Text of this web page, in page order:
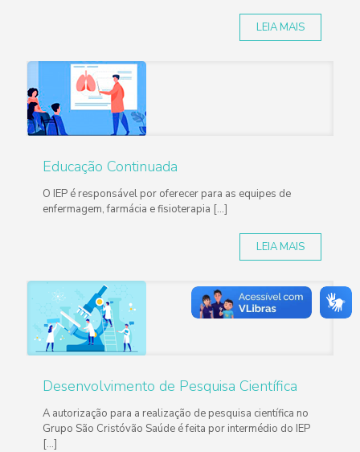
LEIA MAIS
Educação Continuada
O IEP é responsável por oferecer para as equipes de
enfermagem, farmácia e fisioterapia [...]
LEIA MAIS
Desenvolvimento de Pesquisa Científica
A autorização para a realização de pesquisa científica no
Grupo São Cristóvão Saúde é feita por intermédio do IEP
[...]